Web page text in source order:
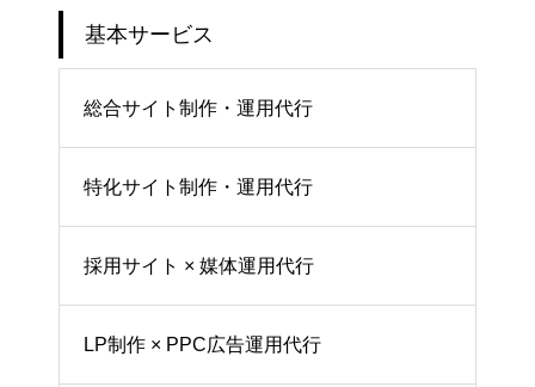
基本サービス
総合サイト制作・運用代行
特化サイト制作・運用代行
採用サイト × 媒体運用代行
LP制作 × PPC広告運用代行